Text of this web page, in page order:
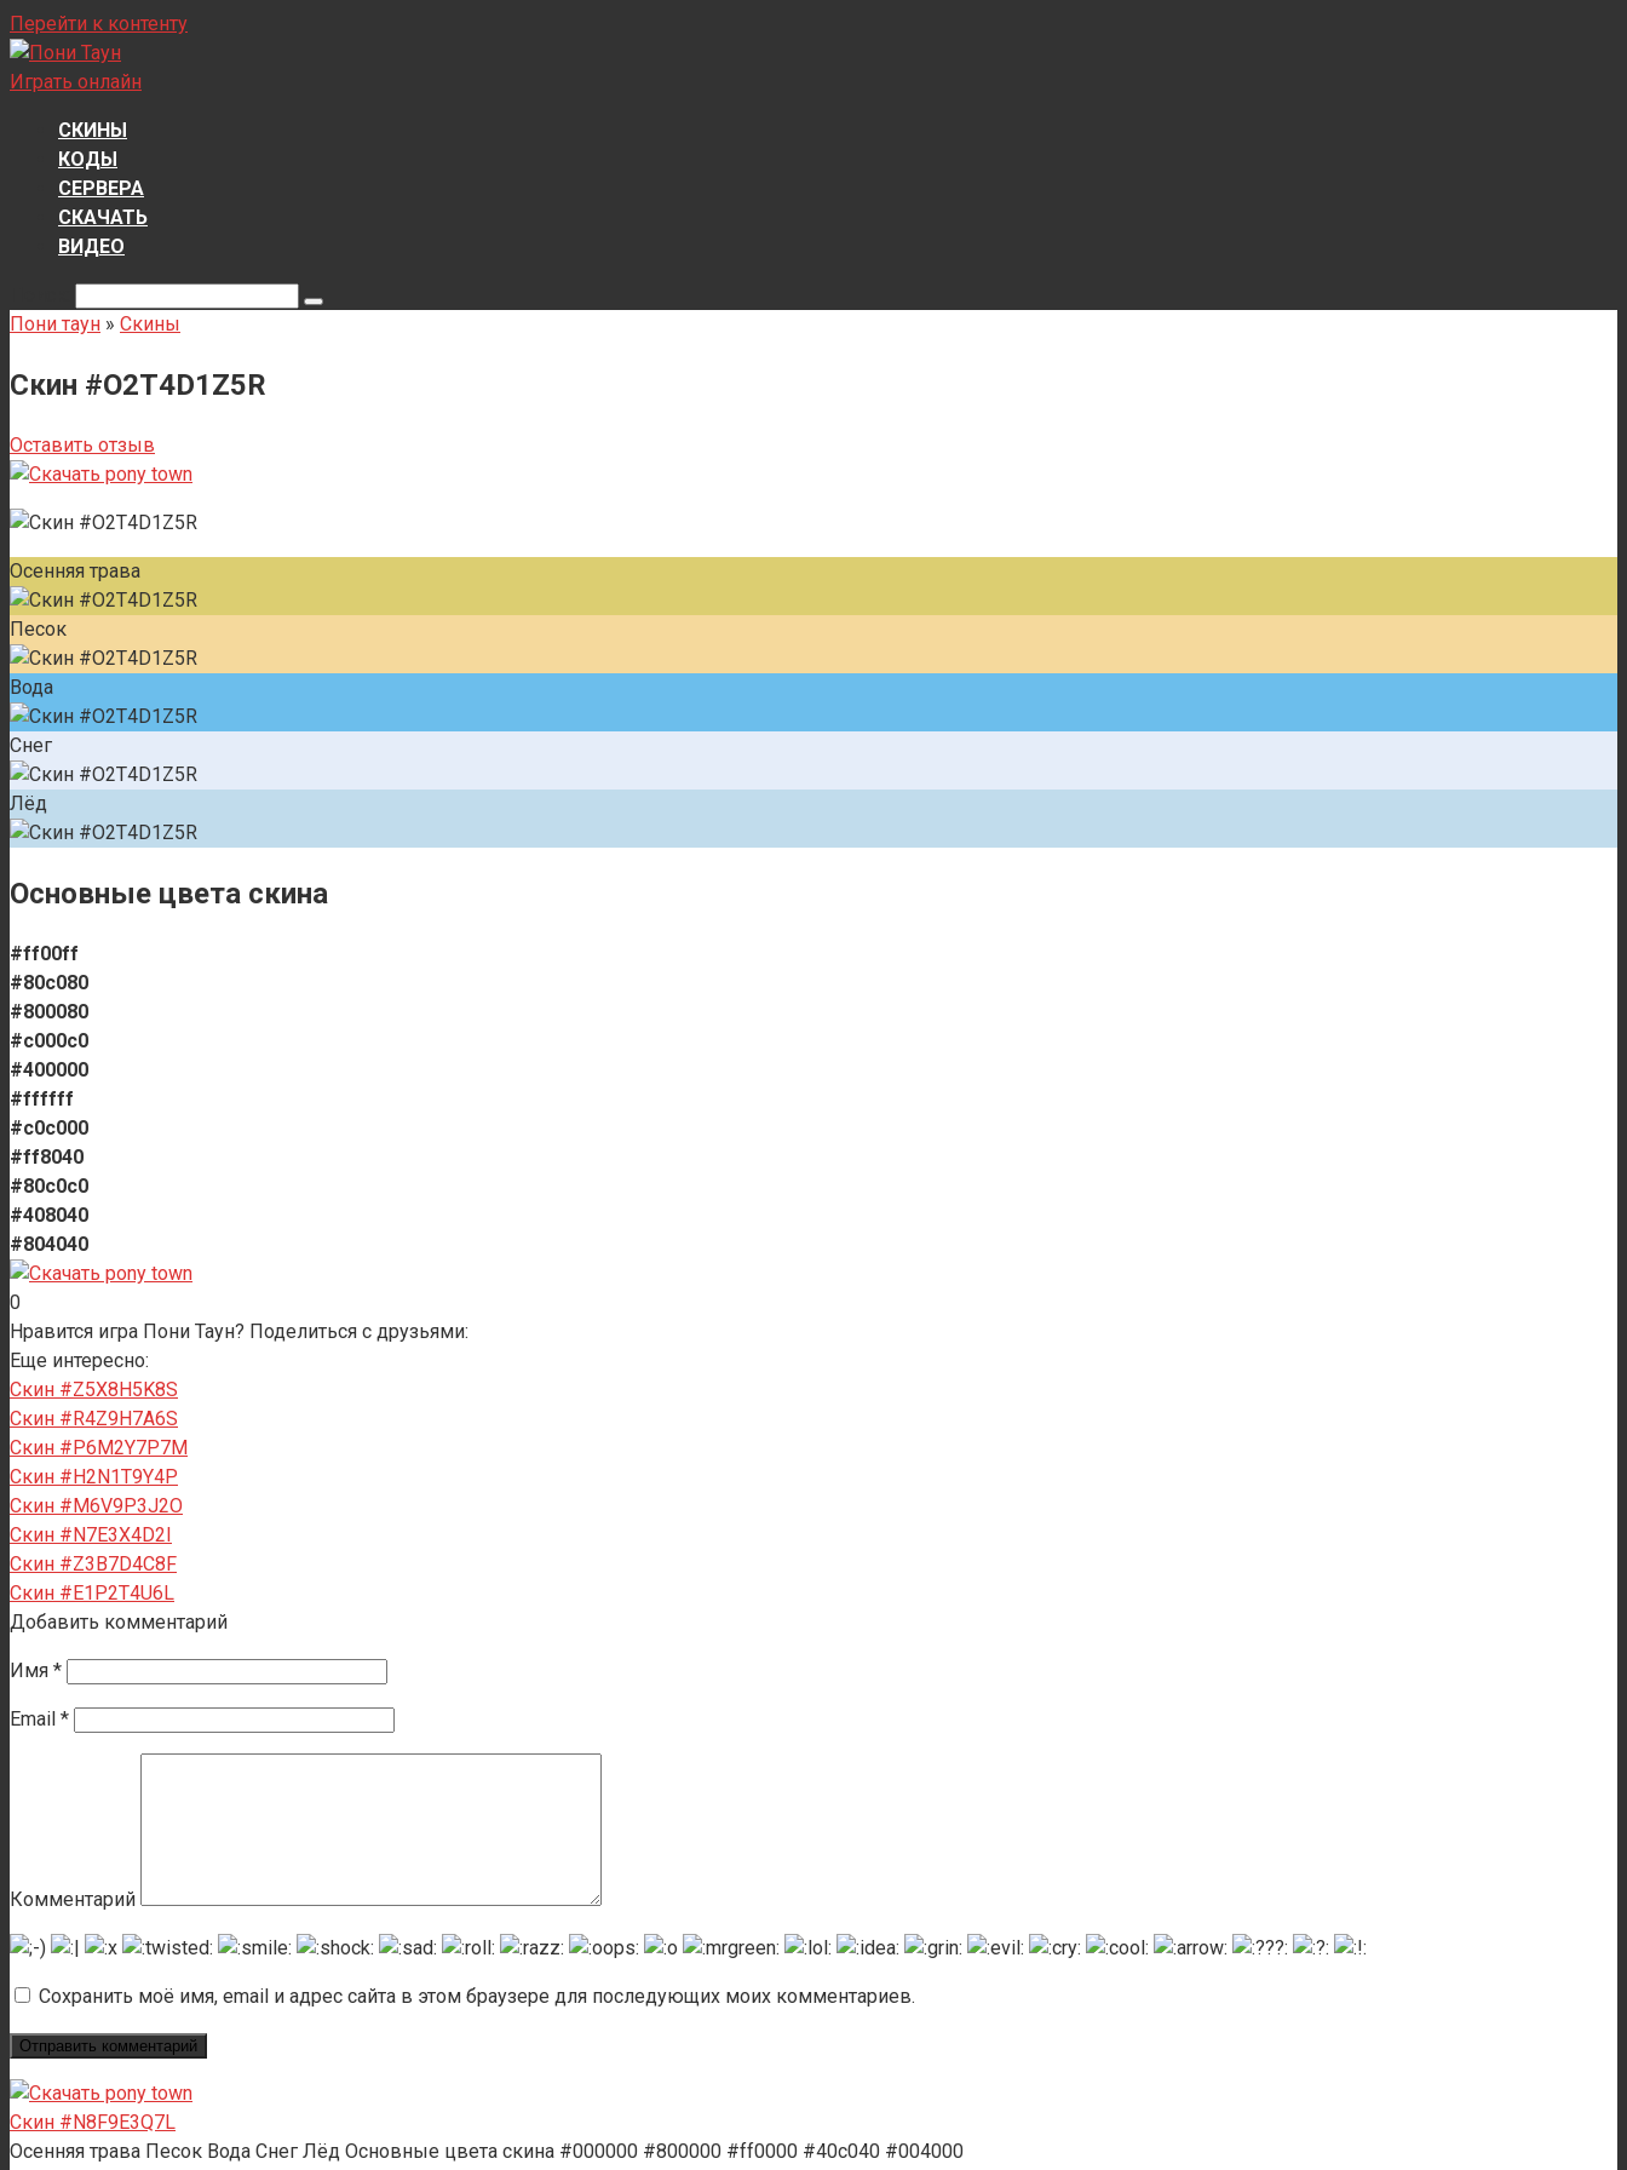
Перейти к контенту
Играть онлайн
СКИНЫ
КОДЫ
СЕРВЕРА
СКАЧАТЬ
ВИДЕО
Пони таун » Скины
Скин #O2T4D1Z5R
Оставить отзыв
Осенняя трава
Песок
Вода
Снег
Лёд
Основные цвета скина
#ff00ff
#80c080
#800080
#c000c0
#400000
#ffffff
#c0c000
#ff8040
#80c0c0
#408040
#804040
0
Нравится игра Пони Таун? Поделиться с друзьями:
Еще интересно:
Скин #Z5X8H5K8S
Скин #R4Z9H7A6S
Скин #P6M2Y7P7M
Скин #H2N1T9Y4P
Скин #M6V9P3J2O
Скин #N7E3X4D2I
Скин #Z3B7D4C8F
Скин #E1P2T4U6L
Добавить комментарий
Имя *
Email *
Комментарий
Сохранить моё имя, email и адрес сайта в этом браузере для последующих моих комментариев.
Скин #N8F9E3Q7L
Осенняя трава Песок Вода Снег Лёд Основные цвета скина #000000 #800000 #ff0000 #40c040 #004000